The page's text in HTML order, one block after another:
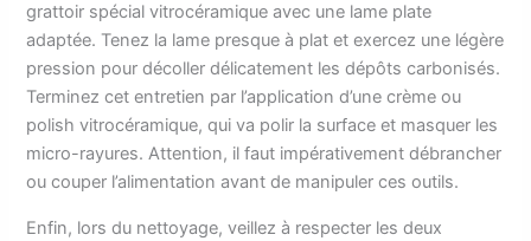
grattoir spécial vitrocéramique avec une lame plate
adaptée. Tenez la lame presque à plat et exercez une légère
pression pour décoller délicatement les dépôts carbonisés.
Terminez cet entretien par l’application d’une crème ou
polish vitrocéramique, qui va polir la surface et masquer les
micro-rayures. Attention, il faut impérativement débrancher
ou couper l’alimentation avant de manipuler ces outils.
Enfin, lors du nettoyage, veillez à respecter les deux